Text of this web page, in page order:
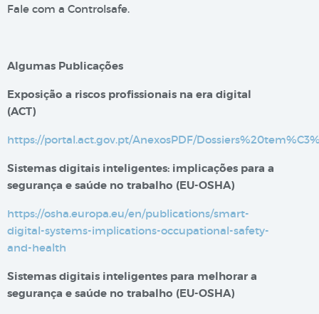
Fale com a Controlsafe.
Algumas Publicações
Exposição a riscos profissionais na era digital​
(ACT)
https://portal.act.gov.pt/AnexosPDF/
Sistemas digitais inteligentes: implicações para a
segurança e saúde no trabalho (EU-OSHA)
https://osha.europa.eu/en/publications/smart-
digital-systems-implications-occupational-safety-
and-health
Sistemas digitais inteligentes para melhorar a
segurança e saúde no trabalho​​ (EU-OSHA)